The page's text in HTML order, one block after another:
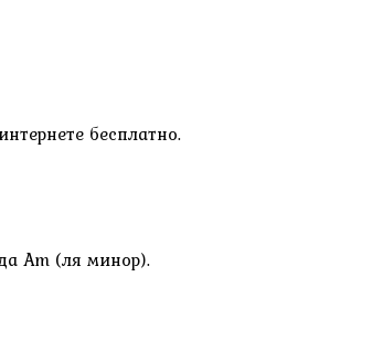
бесплатно.
Am (ля минор).